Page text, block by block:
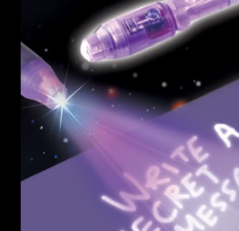
Minha conta
Contato